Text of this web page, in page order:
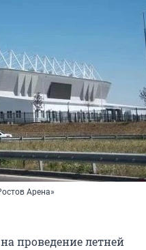
Арена»
проведение летней